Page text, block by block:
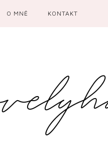
O MNĚ KONTAKT